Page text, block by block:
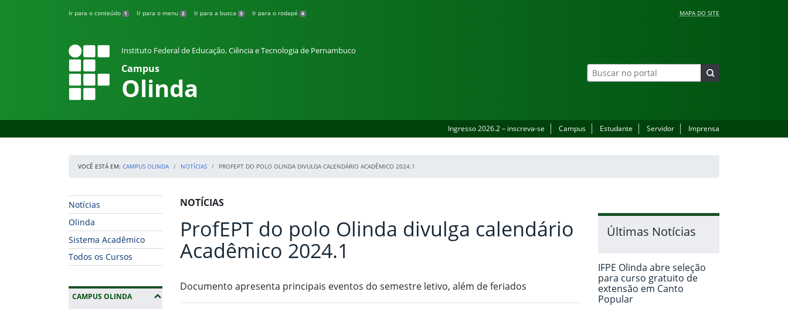
Ir para o conteúdo 1 Ir para o menu 2 Ir para a busca 3 Ir para o rodapé 4 MAPA DO SITE
Instituto Federal de Educação, Ciência e Tecnologia de Pernambuco
Campus
Olinda
Ingresso 2026.2 – inscreva-se Campus Estudante Servidor Imprensa
VOCÊ ESTÁ EM: CAMPUS OLINDA NOTÍCIAS PROFEPT DO POLO OLINDA DIVULGA CALENDÁRIO ACADÊMICO 2024.1
Início da navegação
Notícias
Olinda
Sistema Acadêmico
Todos os Cursos
CAMPUS OLINDA
Início do conteúdo
NOTÍCIAS
ProfEPT do polo Olinda divulga calendário
Acadêmico 2024.1
Documento apresenta principais eventos do semestre letivo, além de feriados
Últimas Notícias
IFPE Olinda abre seleção
para curso gratuito de
extensão em Canto
Popular